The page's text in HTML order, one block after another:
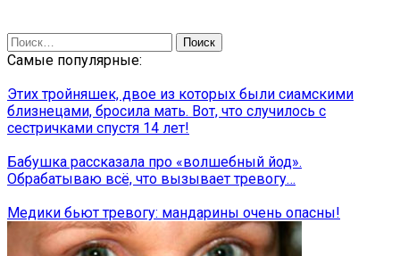
Найти:
Самые популярные:
Этих тройняшек, двое из которых были сиамскими
близнецами, бросила мать. Вот, что случилось с
сестричками спустя 14 лет!
Бабушка рассказала про «волшебный йод».
Обрабатываю всё, что вызывает тревогу…
Медики бьют тревогу: мандарины очень опасны!